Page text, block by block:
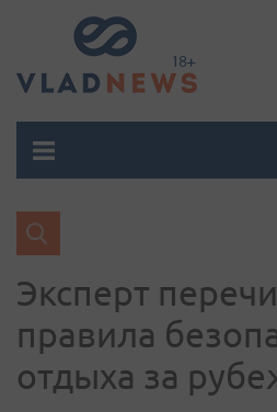
Эксперт
правила
отдыха за